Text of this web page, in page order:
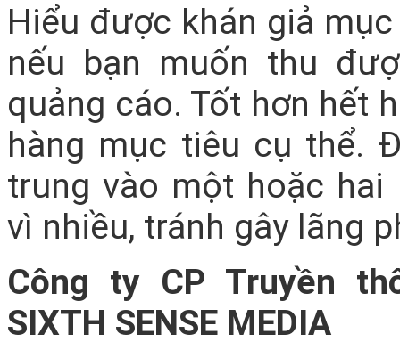
Hiểu được khán giả
nếu bạn muốn thu
quảng cáo. Tốt hơn hết
hàng mục tiêu cụ thể.
trung vào một hoặc hai
vì nhiều, tránh gây lãng
Công ty CP Truyền
SIXTH SENSE MEDIA